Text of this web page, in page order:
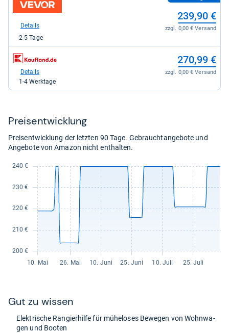
Shop:
vevor.de
239,90
239,90 €
zzgl. 0,00 € Versand
Details
2-5 Tage
zum
Shop:
Kaufland
270,99 €
zzgl. 0,00 € Versand
Details
1-4 Werktage
Preis­ent­wick­lung
Preisentwicklung der letzten 90 Tage. Gebrauchtangebote und
Angebote von Amazon nicht enthalten.
Gut zu wis­sen
Elek­tri­sche Ran­gier­hilfe für mühe­lo­ses Bewe­gen von Wohn­wa­
gen und Boo­ten